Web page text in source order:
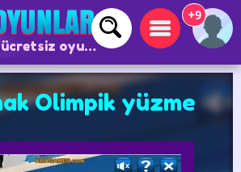
Oyunlar, ücretsiz oyunlar ve çevrimiçi oyunlar
+9
Olimpik yüzme